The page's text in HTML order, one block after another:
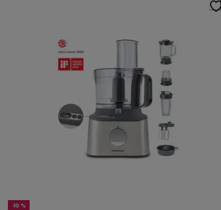
-10 %